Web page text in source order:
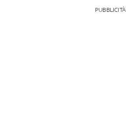
PUBBLICITÀ